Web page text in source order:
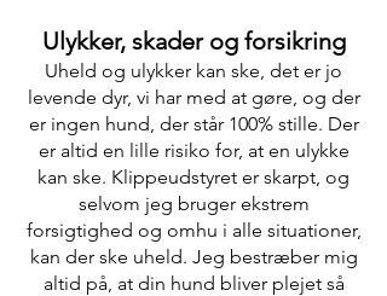
Ulykker, skader og forsikring
Uheld og ulykker kan ske, det er jo
levende dyr, vi har med at gøre, og der
er ingen hund, der står 100% stille. Der
er altid en lille risiko for, at en ulykke
kan ske. Klippeudstyret er skarpt, og
selvom jeg bruger ekstrem
forsigtighed og omhu i alle situationer,
kan der ske uheld. Jeg bestræber mig
altid på, at din hund bliver plejet så